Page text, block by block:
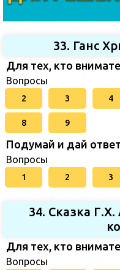
33. Ганс
Для тех, кто
Вопросы
2 3 4
8 9
Подумай и дай ответ
Вопросы
1 2 3
34. Сказка
Для тех, кто
Вопросы